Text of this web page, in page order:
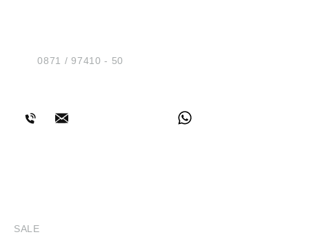
Tel.:0871 / 97410 - 50
SALE